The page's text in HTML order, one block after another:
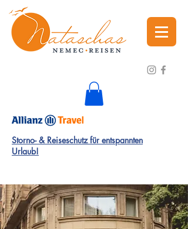
Storno- & Reiseschutz für entspannten
Urlaub!